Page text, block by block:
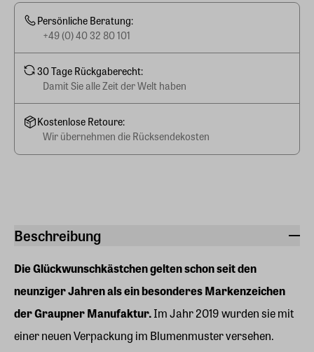
Beschreibung
Die Glückwunschkästchen gelten schon seit den
neunziger Jahren als ein besonderes Markenzeichen
der Graupner Manufaktur.Im Jahr 2019 wurden sie mit
einer neuen Verpackung im Blumenmuster versehen.
Persönliche Beratung:
+49 (0) 40 32 80 101
30 Tage Rückgaberecht:
Damit Sie alle Zeit der Welt haben
Kostenlose Retoure:
Wir übernehmen die Rücksendekosten